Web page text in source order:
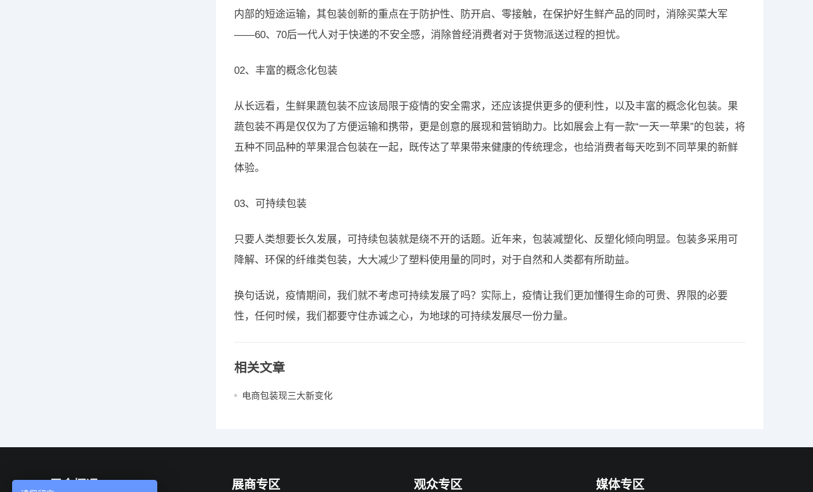
内部的短途运输，其包装创新的重点在于防护性、防开启、零接触，在保护好生鲜产品的同时，消除买菜大军
——60、70后一代人对于快递的不安全感，消除曾经消费者对于货物派送过程的担忧。
02、丰富的概念化包装
从长远看，生鲜果蔬包装不应该局限于疫情的安全需求，还应该提供更多的便利性，以及丰富的概念化包装。果
蔬包装不再是仅仅为了方便运输和携带，更是创意的展现和营销助力。比如展会上有一款“一天一苹果”的包装，将
五种不同品种的苹果混合包装在一起，既传达了苹果带来健康的传统理念，也给消费者每天吃到不同苹果的新鲜
体验。
03、可持续包装
只要人类想要长久发展，可持续包装就是绕不开的话题。近年来，包装减塑化、反塑化倾向明显。包装多采用可
降解、环保的纤维类包装，大大减少了塑料使用量的同时，对于自然和人类都有所助益。
换句话说，疫情期间，我们就不考虑可持续发展了吗？实际上，疫情让我们更加懂得生命的可贵、界限的必要
性，任何时候，我们都要守住赤诚之心，为地球的可持续发展尽一份力量。
相关文章
电商包装现三大新变化
展商专区 观众专区 媒体专区